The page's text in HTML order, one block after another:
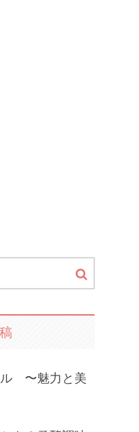
ル 〜魅力と美